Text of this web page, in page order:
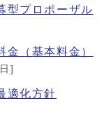
型プロポーザル
金（基本料金）
]
適化方針